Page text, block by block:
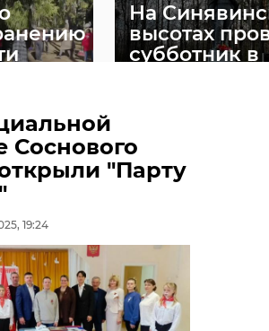
Соснового
"Парту
19:24
На
высотах
субботник в